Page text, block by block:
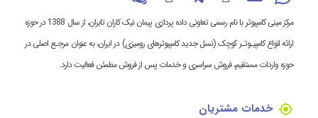
مرکز مینی کامپیوتر با نام رسمی تعاونی داده پردازی پیمان نیک کاران تابران، از سال 1388 در حوزه
ارائه انواع کامپیـوتـر کوچک (نسل جدید کامپیوترهای رومیزی) در ایران، به عنوان مرجـع اصلی در
حوزه واردات مستقیم، فروش سراسری و خدمات پس از فروش مطمئن فعالیت دارد.
خدمات مشتریان